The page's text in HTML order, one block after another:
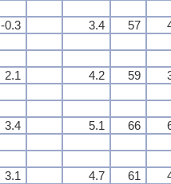
-0.3 3.4 57
2.1 4.2 59
3.4 5.1 66
3.1 4.7 61